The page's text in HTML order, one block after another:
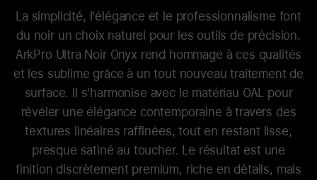
La simplicité, l'élégance et le professionnalisme font
du noir un choix naturel pour les outils de précision.
ArkPro Ultra Noir Onyx rend hommage à ces qualités
et les sublime grâce à un tout nouveau traitement de
surface. Il s'harmonise avec le matériau OAL pour
révéler une élégance contemporaine à travers des
textures linéaires raffinées, tout en restant lisse,
presque satiné au toucher. Le résultat est une
finition discrètement premium, riche en détails, mais